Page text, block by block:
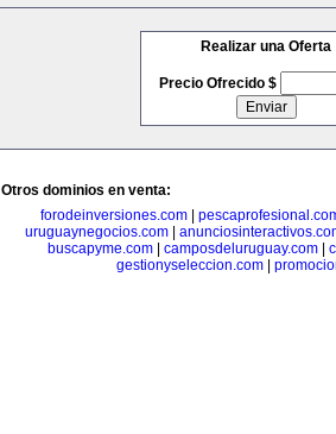
Realizar una Oferta
Precio Ofrecido $
Otros dominios en venta:
forodeinversiones.com
uruguaynegocios.com|
buscapyme.com
camposdeluruguay.com
gestionyseleccion.com|